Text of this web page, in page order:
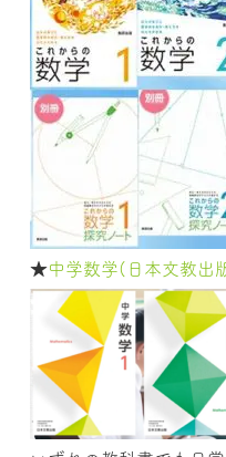
★中学数学(日本文教出